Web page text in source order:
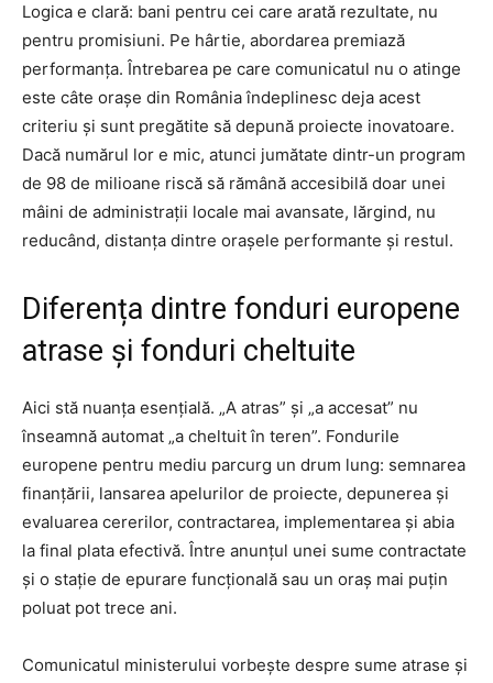
Logica e clară: bani pentru cei care arată rezultate, nu
pentru promisiuni. Pe hârtie, abordarea premiază
performanța. Întrebarea pe care comunicatul nu o atinge
este câte orașe din România îndeplinesc deja acest
criteriu și sunt pregătite să depună proiecte inovatoare.
Dacă numărul lor e mic, atunci jumătate dintr-un program
de 98 de milioane riscă să rămână accesibilă doar unei
mâini de administrații locale mai avansate, lărgind, nu
reducând, distanța dintre orașele performante și restul.
Diferența dintre fonduri europene
atrase și fonduri cheltuite
Aici stă nuanța esențială. „A atras” și „a accesat” nu
înseamnă automat „a cheltuit în teren”. Fondurile
europene pentru mediu parcurg un drum lung: semnarea
finanțării, lansarea apelurilor de proiecte, depunerea și
evaluarea cererilor, contractarea, implementarea și abia
la final plata efectivă. Între anunțul unei sume contractate
și o stație de epurare funcțională sau un oraș mai puțin
poluat pot trece ani.
Comunicatul ministerului vorbește despre sume atrase și